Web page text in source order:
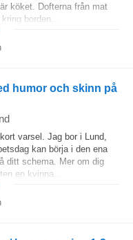
köket. Dofterna från mat
borden...
humor och skinn på
varsel. Jag bor i Lund,
kan börja i den ena
ditt schema. Mer om dig
en kvinna...